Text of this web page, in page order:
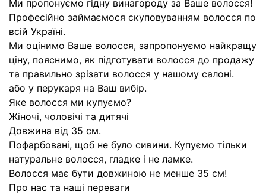
Ми пропонуємо гідну винагороду за Ваше волосся!
Професійно займаємося скуповуванням волосся по
всій Україні.
Ми оцінимо Ваше волосся, запропонуємо найкращу
ціну, пояснимо, як підготувати волосся до продажу
та правильно зрізати волосся у нашому салоні.
або у перукаря на Ваш вибір.
Яке волосся ми купуємо?
Жіночі, чоловічі та дитячі
Довжина від 35 см.
Пофарбовані, щоб не було сивини. Купуємо тільки
натуральне волосся, гладке і не ламке.
Волосся має бути довжиною не менше 35 см!
Про нас та наші переваги